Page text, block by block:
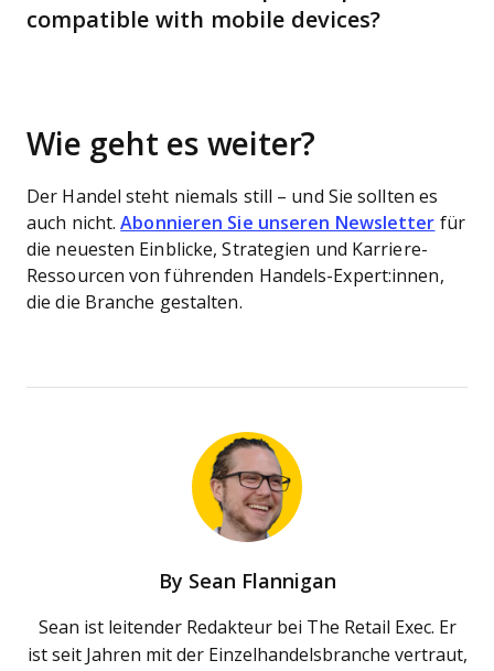
compatible with mobile devices?
Wie geht es weiter?
Der Handel steht niemals still – und Sie sollten es
auch nicht.Abonnieren Sie unseren Newsletter für
die neuesten Einblicke, Strategien und Karriere-
Ressourcen von führenden Handels-Expert:innen,
die die Branche gestalten.
By Sean Flannigan
Sean ist leitender Redakteur bei The Retail Exec. Er
ist seit Jahren mit der Einzelhandelsbranche vertraut,